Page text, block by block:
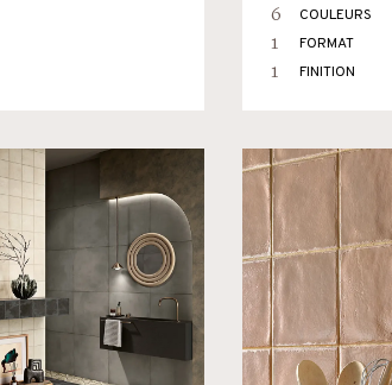
6 COULEURS
1 FORMAT
1 FINITION